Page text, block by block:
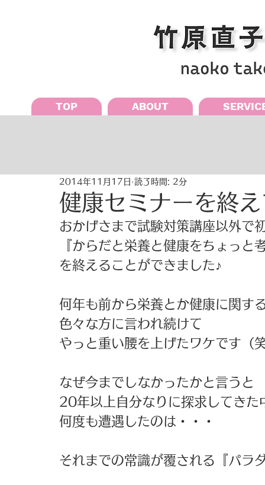
TOP ABOUT
健康セミナーを終
2014年11月17日 読了時間: 2分
おかげさまで試験対策講座以外で
『からだと栄養と健康をちょっ
を終えることができました♪
何年も前から栄養とか健康に関す
色々な方に言われ続けて
やっと重い腰を上げたワケです（
なぜ今までしなかったかと言うと
20年以上自分なりに探求してき
何度も遭遇したのは・・・
それまでの常識が覆される『パラ